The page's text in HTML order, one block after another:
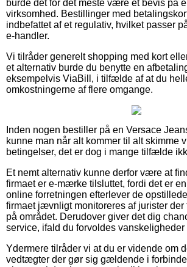
burde det for det meste være et bevis på
virksomhed. Bestillinger med
indbefattet af et regulativ, hvilket passer
e-handler.
Vi tilråder generelt shopping med kort
et alternativ burde du benytte en
eksempelvis ViaBill, i tilfælde af at du
omkostningerne af flere omgange.
Inden nogen bestiller på en Versace
kunne man når alt kommer til alt skimme
betingelser, det er dog i mange tilfælde
Et nemt alternativ kunne derfor være at
firmaet er e-mærke tilsluttet, fordi det er
online forretningen efterlever de
firmaet jævnligt monitoreres af jurister der
på området. Derudover giver det dig
service, ifald du forvoldes
Ydermere tilråder vi at du er vidende om
vedtægter der gør sig gældende i